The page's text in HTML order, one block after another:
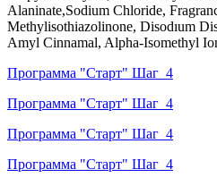
Alaninate,Sodium Chloride,
Methylisothiazolinone, Disodıum
Amyl Cinnamal, Alpha-Isomethyl
Программа "Старт" Шаг_4
Программа "Старт" Шаг_4
Программа "Старт" Шаг_4
Программа "Старт" Шаг_4